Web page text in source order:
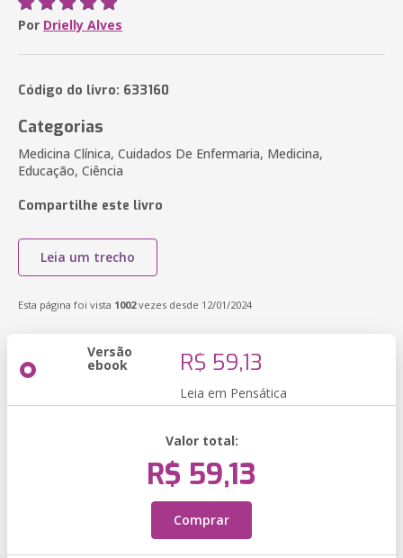
Por Drielly Alves
Código do livro: 633160
Categorias
Medicina Clínica, Cuidados De Enfermaria, Medicina,
Educação, Ciência
Compartilhe este livro
Leia um trecho
Esta página foi vista 1002vezes desde 12/01/2024
Versão
ebook R$ 59,13
Leia em Pensática
Valor total:
R$ 59,13
Comprar